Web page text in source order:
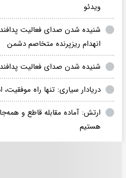
ویدئو
شنیده شدن صدای فعالیت
انهدام ریزپرنده متخاصم دشمن
شنیده شدن صدای فعالیت
دریادار سیاری: تنها راه
ارتش: آماده مقابله قاطع و
هستیم